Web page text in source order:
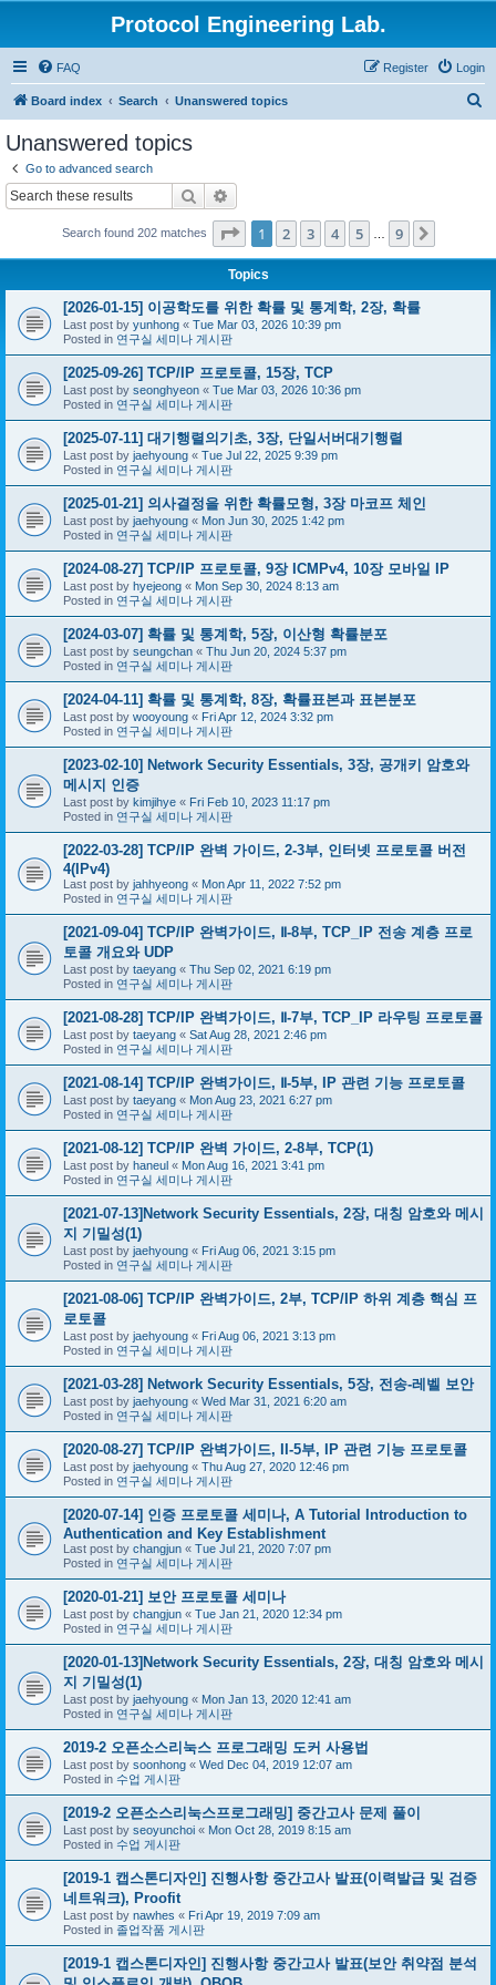
Protocol Engineering Lab.
FAQ Login
Register
Board index Search Unanswered topics
Unanswered topics
Go to advanced search
Search
Search found 202 matches Page 1of 9
1 2 3 4 5 9
Topics
[2026-01-15] 이공학도를 위한 확률 및 통계학, 2장, 확률
Last post by yunhong « Tue Mar 03, 2026 10:39 pm
Posted in 연구실 세미나 게시판
[2025-09-26] TCP/IP 프로토콜, 15장, TCP
Last post by seonghyeon « Tue Mar 03, 2026 10:36 pm
Posted in 연구실 세미나 게시판
[2025-07-11] 대기행렬의기초, 3장, 단일서버대기행렬
Last post by jaehyoung « Tue Jul 22, 2025 9:39 pm
Posted in 연구실 세미나 게시판
[2025-01-21] 의사결정을 위한 확률모형, 3장 마코프 체인
Last post by jaehyoung « Mon Jun 30, 2025 1:42 pm
Posted in 연구실 세미나 게시판
[2024-08-27] TCP/IP 프로토콜, 9장 ICMPv4, 10장 모바일 IP
Last post by hyejeong « Mon Sep 30, 2024 8:13 am
Posted in 연구실 세미나 게시판
[2024-03-07] 확률 및 통계학, 5장, 이산형 확률분포
Last post by seungchan « Thu Jun 20, 2024 5:37 pm
Posted in 연구실 세미나 게시판
[2024-04-11] 확률 및 통계학, 8장, 확률표본과 표본분포
Last post by wooyoung « Fri Apr 12, 2024 3:32 pm
Posted in 연구실 세미나 게시판
[2023-02-10] Network Security Essentials, 3장, 공개키 암호와
메시지 인증
Last post by kimjihye « Fri Feb 10, 2023 11:17 pm
Posted in 연구실 세미나 게시판
[2022-03-28] TCP/IP 완벽 가이드, 2-3부, 인터넷 프로토콜 버전
4(IPv4)
Last post by jahhyeong « Mon Apr 11, 2022 7:52 pm
Posted in 연구실 세미나 게시판
[2021-09-04] TCP/IP 완벽가이드, Ⅱ-8부, TCP_IP 전송 계층 프로
토콜 개요와 UDP
Last post by taeyang « Thu Sep 02, 2021 6:19 pm
Posted in 연구실 세미나 게시판
[2021-08-28] TCP/IP 완벽가이드, Ⅱ-7부, TCP_IP 라우팅 프로토콜
Last post by taeyang « Sat Aug 28, 2021 2:46 pm
Posted in 연구실 세미나 게시판
[2021-08-14] TCP/IP 완벽가이드, Ⅱ-5부, IP 관련 기능 프로토콜
Last post by taeyang « Mon Aug 23, 2021 6:27 pm
Posted in 연구실 세미나 게시판
[2021-08-12] TCP/IP 완벽 가이드, 2-8부, TCP(1)
Last post by haneul « Mon Aug 16, 2021 3:41 pm
Posted in 연구실 세미나 게시판
[2021-07-13]Network Security Essentials, 2장, 대칭 암호와 메시
지 기밀성(1)
Last post by jaehyoung « Fri Aug 06, 2021 3:15 pm
Posted in 연구실 세미나 게시판
[2021-08-06] TCP/IP 완벽가이드, 2부, TCP/IP 하위 계층 핵심 프
로토콜
Last post by jaehyoung « Fri Aug 06, 2021 3:13 pm
Posted in 연구실 세미나 게시판
[2021-03-28] Network Security Essentials, 5장, 전송-레벨 보안
Last post by jaehyoung « Wed Mar 31, 2021 6:20 am
Posted in 연구실 세미나 게시판
[2020-08-27] TCP/IP 완벽가이드, II-5부, IP 관련 기능 프로토콜
Last post by jaehyoung « Thu Aug 27, 2020 12:46 pm
Posted in 연구실 세미나 게시판
[2020-07-14] 인증 프로토콜 세미나, A Tutorial Introduction to
Authentication and Key Establishment
Last post by changjun « Tue Jul 21, 2020 7:07 pm
Posted in 연구실 세미나 게시판
[2020-01-21] 보안 프로토콜 세미나
Last post by changjun « Tue Jan 21, 2020 12:34 pm
Posted in 연구실 세미나 게시판
[2020-01-13]Network Security Essentials, 2장, 대칭 암호와 메시
지 기밀성(1)
Last post by jaehyoung « Mon Jan 13, 2020 12:41 am
Posted in 연구실 세미나 게시판
2019-2 오픈소스리눅스 프로그래밍 도커 사용법
Last post by soonhong « Wed Dec 04, 2019 12:07 am
Posted in 수업 게시판
[2019-2 오픈소스리눅스프로그래밍] 중간고사 문제 풀이
Last post by seoyunchoi « Mon Oct 28, 2019 8:15 am
Posted in 수업 게시판
[2019-1 캡스톤디자인] 진행사항 중간고사 발표(이력발급 및 검증
네트워크), Proofit
Last post by nawhes « Fri Apr 19, 2019 7:09 am
Posted in 졸업작품 게시판
[2019-1 캡스톤디자인] 진행사항 중간고사 발표(보안 취약점 분석